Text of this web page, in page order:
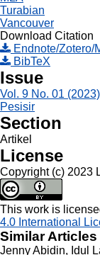
Turabian
Vancouver
Download Citation
Endnote/Zotero/
BibTeX
Issue
Vol. 9 No. 01
Pesisir
Section
Artikel
License
Copyright (c) 2023
This work is
4.0 International
Similar Articles
Jenny Abidin, Idul